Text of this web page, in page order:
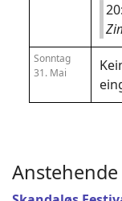
Sonntag
31. Mai